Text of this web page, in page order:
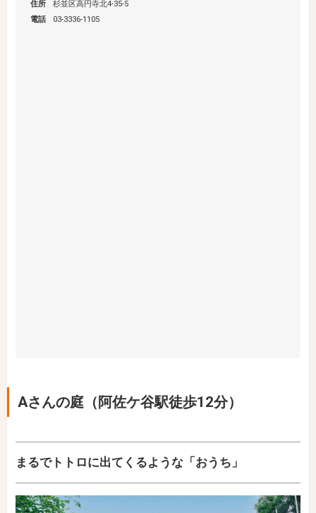
住所
杉並区高円寺北4-35-5
電話
03-3336-1105
Aさんの庭（阿佐ケ谷駅徒歩12分）
まるでトトロに出てくるような「おうち」